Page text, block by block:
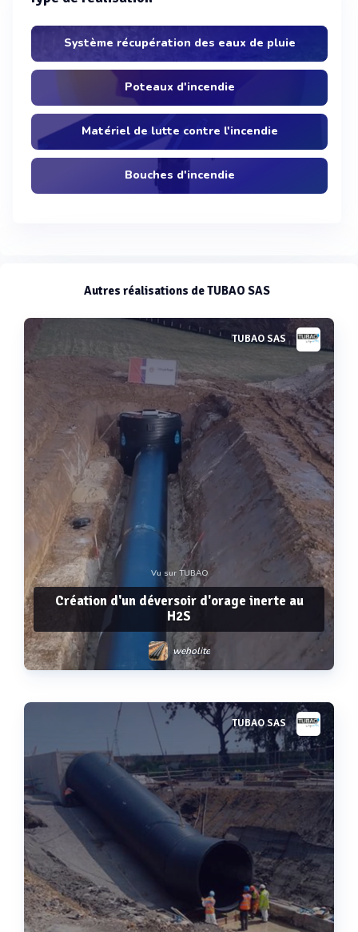
Système récupération des eaux de pluie
Poteaux d'incendie
Matériel de lutte contre l'incendie
Bouches d'incendie
Autres réalisations de TUBAO SAS
TUBAO SAS
Vu sur TUBAO
Création d'un déversoir d'orage inerte au
H2S
weholite
Voir plus TUBAO SAS